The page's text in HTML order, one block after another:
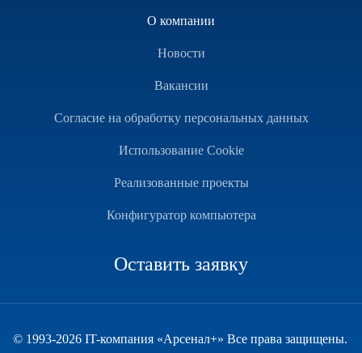
О компании
Новости
Вакансии
Согласие на обработку персональных данных
Использование Cookie
Реализованные проекты
Конфигуратор компьютера
Оставить заявку
© 1993-2026 IT-компания «Арсенал+» Все права защищены.